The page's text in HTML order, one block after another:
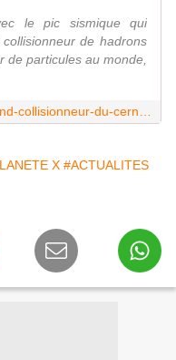
le pic sismique qui
de hadrons
de particules au monde,
X #ACTUALITES